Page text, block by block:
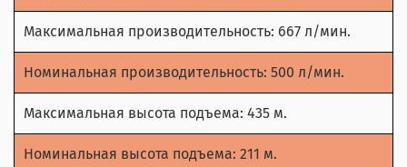
Максимальная производительность: 667 л/мин.
Номинальная производительность: 500 л/мин.
Максимальная высота подъема: 435 м.
Номинальная высота подъема: 211 м.